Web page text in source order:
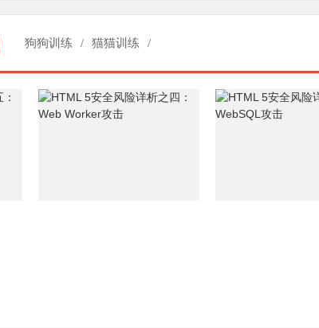
狗狗训练 / 猫猫训练 /